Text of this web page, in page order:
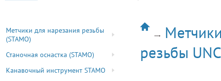
Метчики для нарезания резьбы
(STAMO)
Станочная оснастка (STAMO)
Канавочный инструмент STAMO
резьбы UNC